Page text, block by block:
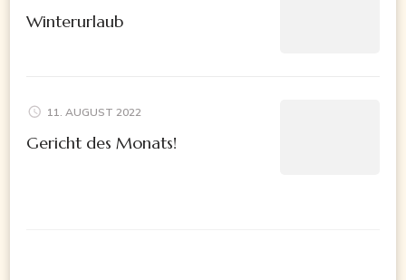
Winterurlaub
11. AUGUST 2022
Gericht des Monats!